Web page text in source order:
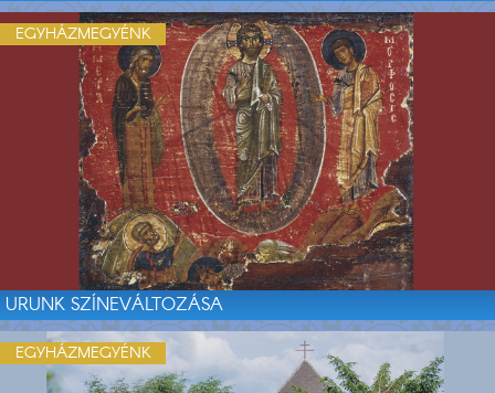
URUNK SZÍNEVÁLTOZÁSA
EGYHÁZMEGYÉNK
EGYHÁZMEGYÉNK